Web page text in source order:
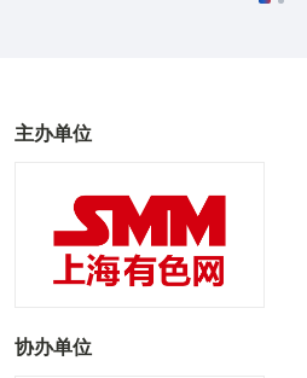
主办单位
协办单位